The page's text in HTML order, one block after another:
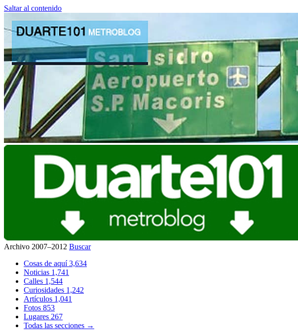
Saltar al contenido
Archivo 2007–2012 Buscar
Cosas de aquí3,634
Noticias 1,741
Calles 1,544
Curiosidades 1,242
Artículos 1,041
Fotos 853
Lugares 267
Todas las secciones →